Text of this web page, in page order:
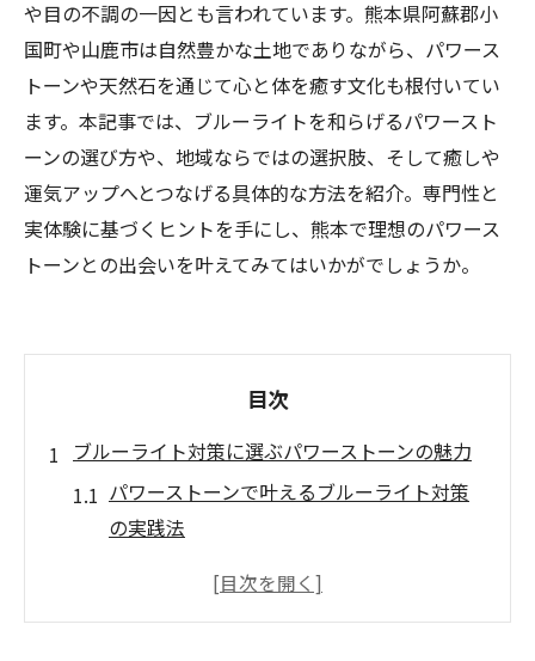
や目の不調の一因とも言われています。熊本県阿蘇郡小
国町や山鹿市は自然豊かな土地でありながら、パワース
トーンや天然石を通じて心と体を癒す文化も根付いてい
ます。本記事では、ブルーライトを和らげるパワースト
ーンの選び方や、地域ならではの選択肢、そして癒しや
運気アップへとつなげる具体的な方法を紹介。専門性と
実体験に基づくヒントを手にし、熊本で理想のパワース
トーンとの出会いを叶えてみてはいかがでしょうか。
目次
ブルーライト対策に選ぶパワーストーンの魅力
パワーストーンで叶えるブルーライト対策
の実践法
癒しと健康を支えるパワーストーンの力と